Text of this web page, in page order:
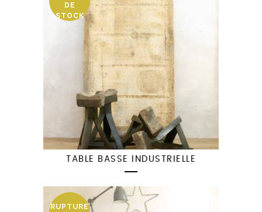
DE
STOCK
TABLE BASSE INDUSTRIELLE
RUPTURE